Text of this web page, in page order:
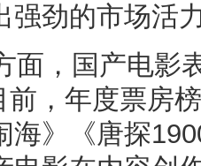
强劲的市场活
面，国产电影
前，年度票房
海》《唐探